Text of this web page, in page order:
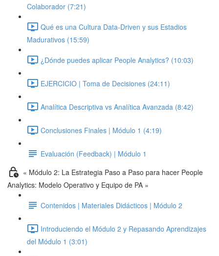
Colaborador (7:21)
Qué es una Cultura Data-Driven y sus Estadios
Madurativos (15:59)
¿Dónde puedes aplicar People Analytics? (10:03)
EJERCICIO | Toma de Decisiones (24:11)
Analítica Descriptiva vs Analítica Avanzada (8:42)
Conclusiones Finales | Módulo 1 (4:19)
Evaluación (Feedback) | Módulo 1
« Módulo 2: La Estrategia Paso a Paso para hacer People
Analytics: Modelo Operativo y Equipo de PA »
Contenidos | Materiales Didácticos | Módulo 2
Introduciendo el Módulo 2 y Repasando Aprendizajes
del Módulo 1 (3:01)